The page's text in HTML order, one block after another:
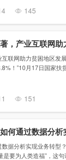
145
，产业互联网
联网助力贫困地区发
！”10月17日国家扶
151
何通过数据分析
据分析实现业务转型
要为人类造福”，这